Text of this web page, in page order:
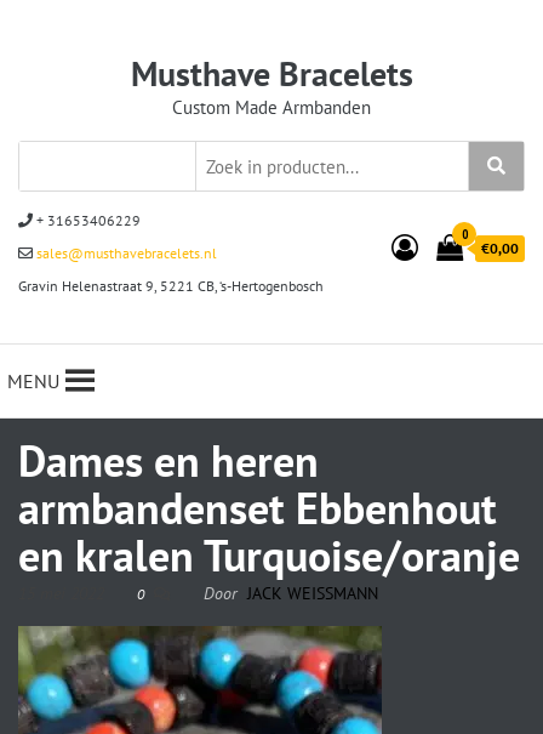
Musthave Bracelets
Custom Made Armbanden
+ 31653406229
sales@musthavebracelets.nl
Gravin Helenastraat 9, 5221 CB, ‘s-Hertogenbosch
0
€0,00
MENU
Dames en heren
armbandenset Ebbenhout
en kralen Turquoise/oranje
0 Door JACK WEISSMANN